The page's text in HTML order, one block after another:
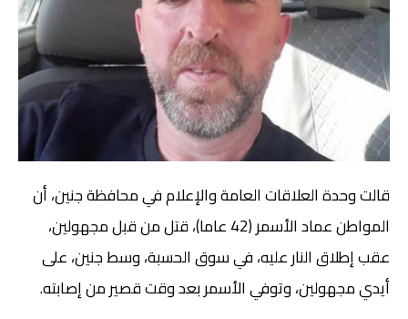
قالت وحدة العلاقات العامة والإعلام في محافظة جنين، أن
المواطن عماد الأسمر (42 عاما)، قتل من قبل مجهولين،
عقب إطلاق النار عليه، في سوق الحسبة، وسط جنين، على
أيدي مجهولين، وتوفي الأسمر بعد وقت قصير من إصابته.